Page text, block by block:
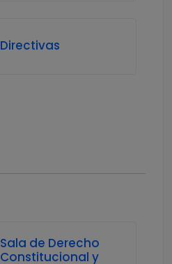
Directivas
Sala de Derecho
Constitucional y